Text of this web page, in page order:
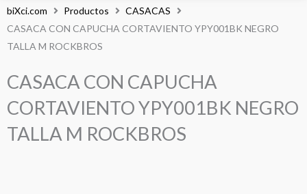
biXci.com Productos
CASACAS
CASACA CON CAPUCHA CORTAVIENTO YPY001BK NEGRO
TALLA M ROCKBROS
CASACA CON CAPUCHA
CORTAVIENTO YPY001BK NEGRO
TALLA M ROCKBROS